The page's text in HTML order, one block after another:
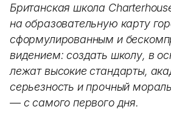
Британская школа
на образовательную карту
сформулированным и
видением: создать школу, в
лежат высокие стандарты,
серьезность и прочный
— с самого первого дня.